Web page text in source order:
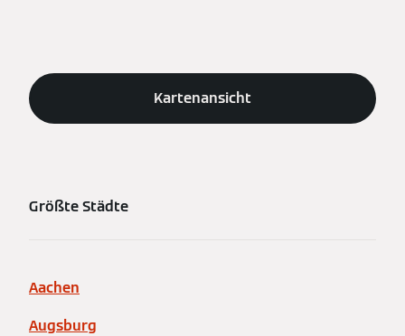
Kartenansicht
Größte Städte
Aachen
Augsburg